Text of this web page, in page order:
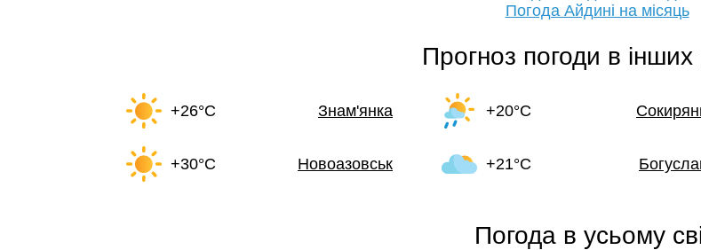
Погода Айдині на місяць
Прогноз погоди в інших
+26°C Знам'янка +20°C
+30°C Новоазовськ +21°C
Погода в усьому